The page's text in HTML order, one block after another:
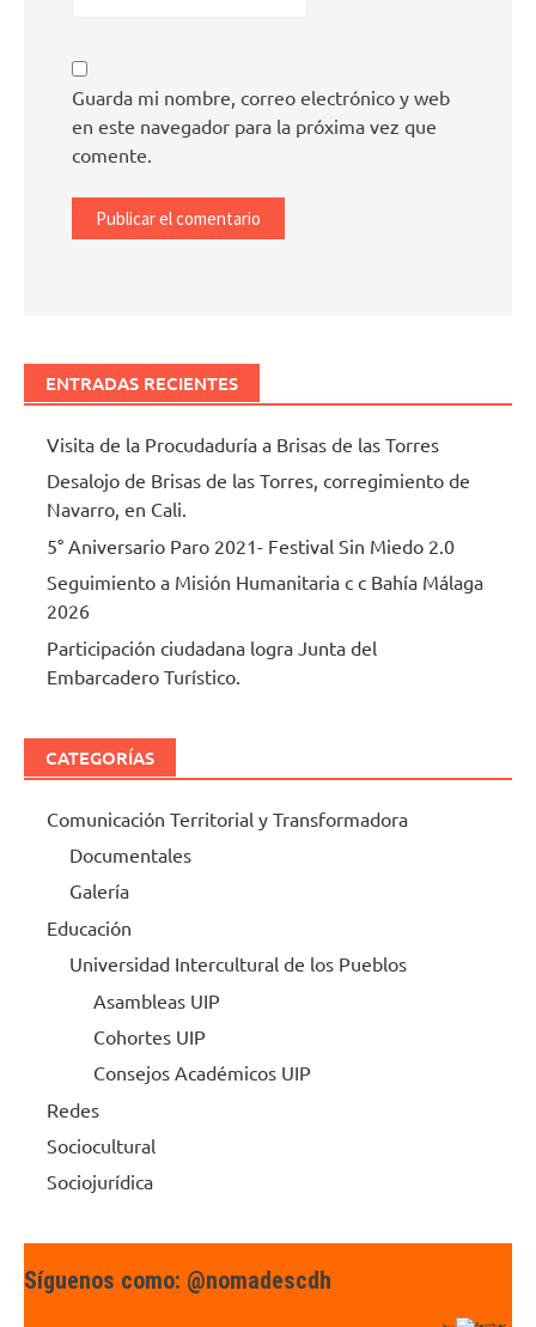
Guarda mi nombre, correo electrónico y web
en este navegador para la próxima vez que
comente.
ENTRADAS RECIENTES
Visita de la Procudaduría a Brisas de las Torres
Desalojo de Brisas de las Torres, corregimiento de
Navarro, en Cali.
5° Aniversario Paro 2021- Festival Sin Miedo 2.0
Seguimiento a Misión Humanitaria c c Bahía Málaga
2026
Participación ciudadana logra Junta del
Embarcadero Turístico.
CATEGORÍAS
Comunicación Territorial y Transformadora
Documentales
Galería
Educación
Universidad Intercultural de los Pueblos
Asambleas UIP
Cohortes UIP
Consejos Académicos UIP
Redes
Sociocultural
Sociojurídica
Síguenos como: @nomadescdh